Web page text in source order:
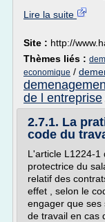
Lire la suite
Site : http://
Thèmes liés :
economique /
de l entreprise
2.7.1. La
code du
L'article L1224-1
protectrice du
relatif des
effet , selon le
engager que ses
de travail en cas